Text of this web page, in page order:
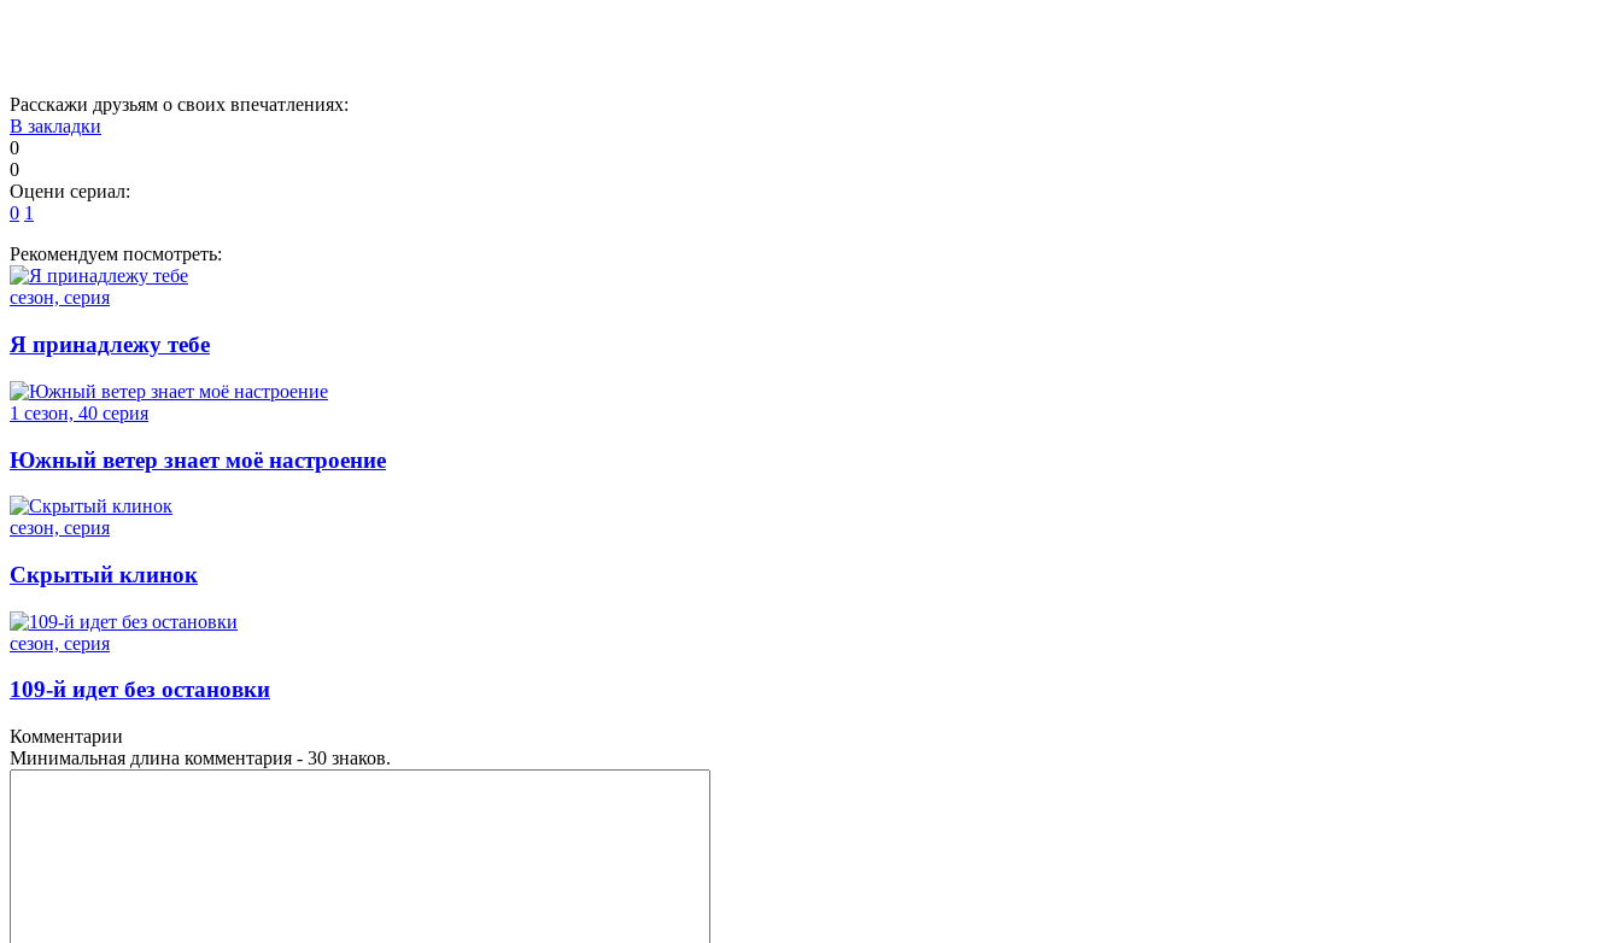
Расскажи друзьям о своих впечатлениях:
В закладки
0
0
Оцени сериал:
0 1
Рекомендуем посмотреть:
сезон, серия
Я принадлежу тебе
1 сезон, 40 серия
Южный ветер знает моё настроение
сезон, серия
Скрытый клинок
сезон, серия
109-й идет без остановки
Комментарии
Минимальная длина комментария - 30 знаков.